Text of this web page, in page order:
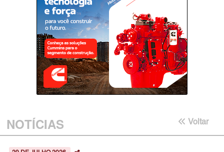
NOTÍCIAS Voltar